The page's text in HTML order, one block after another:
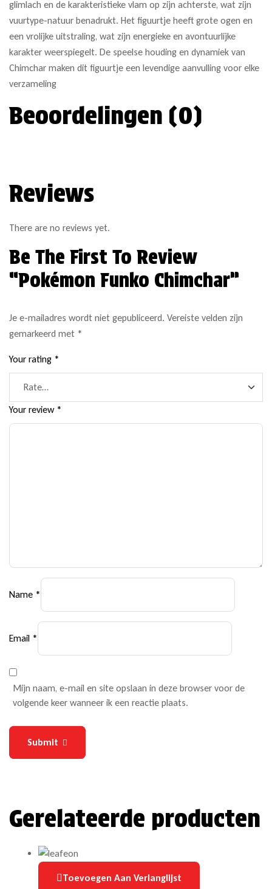
glimlach en de karakteristieke vlam op zijn achterste, wat zijn
vuurtype-natuur benadrukt. Het figuurtje heeft grote ogen en
een vrolijke uitstraling, wat zijn energieke en avontuurlijke
karakter weerspiegelt. De speelse houding en dynamiek van
Chimchar maken dit figuurtje een levendige aanvulling voor elke
verzameling
Beoordelingen (0)
Reviews
There are no reviews yet.
Be The First To Review
“Pokémon Funko Chimchar”
Je e-mailadres wordt niet gepubliceerd. Vereiste velden zijn
gemarkeerd met *
Your rating *
Your review *
Name *
Email *
Mijn naam, e-mail en site opslaan in deze browser voor de
volgende keer wanneer ik een reactie plaats.
Submit
Gerelateerde producten
Toevoegen Aan Verlanglijst